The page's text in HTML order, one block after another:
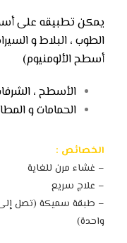
يمكن تطبيقه على
الطوب ، البلاط و
أسطح الألومنيوم)
الأسطح ،
الحمامات و
الخصائص :
– غشاء مرن للغاية
– علاج سريع
واحدة)